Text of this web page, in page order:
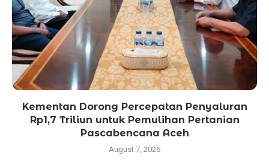
Kementan Dorong Percepatan Penyaluran
Rp1,7 Triliun untuk Pemulihan Pertanian
Pascabencana Aceh
August 7, 2026